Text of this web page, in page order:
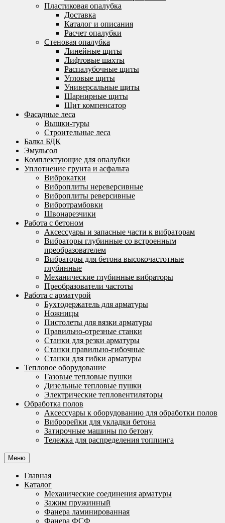
Пластиковая опалубка
Доставка
Каталог и описания
Расчет опалубки
Стеновая опалубка
Линейные щиты
Лифтовые шахты
Распалубочные щиты
Угловые щиты
Универсальные щиты
Шарнирные щиты
Щит компенсатор
Фасадные леса
Вышки-туры
Строительные леса
Балка БДК
Эмульсол
Комплектующие для опалубки
Уплотнение грунта и асфальта
Виброкатки
Виброплиты нереверсивные
Виброплиты реверсивные
Вибротрамбовки
Швонарезчики
Работа с бетоном
Аксессуары и запасные части к вибраторам
Вибраторы глубинные со встроенным
преобразователем
Вибраторы для бетона высокочастотные
глубинные
Механические глубинные вибраторы
Преобразователи частоты
Работа с арматурой
Бухтодержатель для арматуры
Ножницы
Пистолеты для вязки арматуры
Правильно-отрезные станки
Станки для резки арматуры
Станки правильно-гибочные
Станки для гибки арматуры
Тепловое оборудование
Газовые тепловые пушки
Дизельные тепловые пушки
Электрические тепловентиляторы
Обработка полов
Аксессуары к оборудованию для обработки полов
Виброрейки для укладки бетона
Затирочные машины по бетону
Тележка для распределения топпинга
Меню
Главная
Каталог
Механические соединения арматуры
Зажим пружинный
Фанера ламинированная
Фанера ФСФ